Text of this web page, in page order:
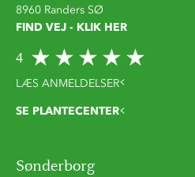
8960 Randers SØ
FIND VEJ - KLIK HER
4
LÆS ANMELDELSER
SE PLANTECENTER
Sønderborg